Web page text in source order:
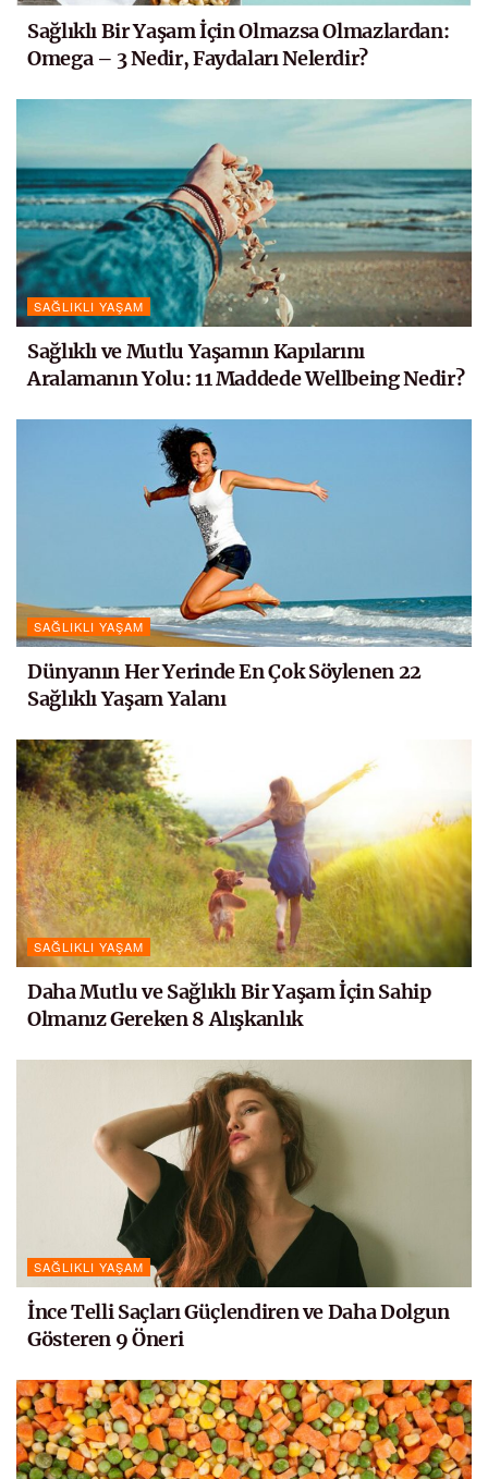
Sağlıklı Bir Yaşam İçin Olmazsa Olmazlardan:
Omega – 3 Nedir, Faydaları Nelerdir?
SAĞLIKLI YAŞAM
Sağlıklı ve Mutlu Yaşamın Kapılarını
Aralamanın Yolu: 11 Maddede Wellbeing Nedir?
SAĞLIKLI YAŞAM
Dünyanın Her Yerinde En Çok Söylenen 22
Sağlıklı Yaşam Yalanı
SAĞLIKLI YAŞAM
Daha Mutlu ve Sağlıklı Bir Yaşam İçin Sahip
Olmanız Gereken 8 Alışkanlık
SAĞLIKLI YAŞAM
İnce Telli Saçları Güçlendiren ve Daha Dolgun
Gösteren 9 Öneri